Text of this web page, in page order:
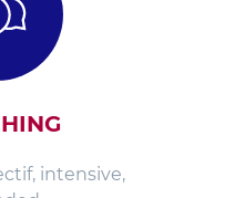
intensive,